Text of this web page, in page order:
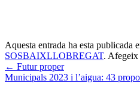
Aquesta entrada ha esta publicada
SOSBAIXLLOBREGAT. Afegeix
← Futur proper
Municipals 2023 i l’aigua: 43